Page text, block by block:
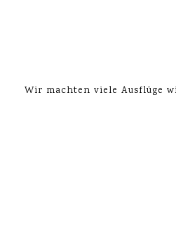
Wir machten viele Ausflüge